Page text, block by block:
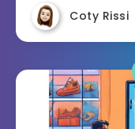
Coty Rissi